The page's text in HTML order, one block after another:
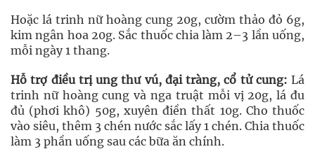
Hoặc lá trinh nữ hoàng cung 20g, cườm thảo đỏ 6g,
kim ngân hoa 20g. Sắc thuốc chia làm 2–3 lần uống,
mỗi ngày 1 thang.
Hỗ trợ điều trị ung thư vú, đại tràng, cổ tử cung: Lá
trinh nữ hoàng cung và nga truật mỗi vị 20g, lá đu
đủ (phơi khô) 50g, xuyên điền thất 10g. Cho thuốc
vào siêu, thêm 3 chén nước sắc lấy 1 chén. Chia thuốc
làm 3 phần uống sau các bữa ăn chính.